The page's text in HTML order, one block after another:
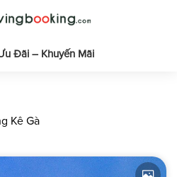
Đãi – Khuyến Mãi
Kê Gà